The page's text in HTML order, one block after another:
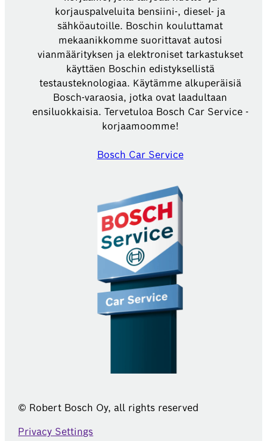
korjauspalveluita bensiini-, diesel- ja
sähköautoille. Boschin kouluttamat
mekaanikkomme suorittavat autosi
vianmäärityksen ja elektroniset tarkastukset
käyttäen Boschin edistyksellistä
testausteknologiaa. Käytämme alkuperäisiä
Bosch-varaosia, jotka ovat laadultaan
ensiluokkaisia. Tervetuloa Bosch Car Service -
korjaamoomme!
Bosch Car Service
© Robert Bosch Oy, all rights reserved
Privacy Settings